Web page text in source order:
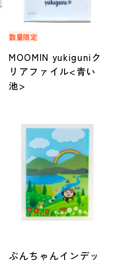
数量限定
MOOMIN yukiguniク
リアファイル<青い
池>
ぶんちゃんインデッ